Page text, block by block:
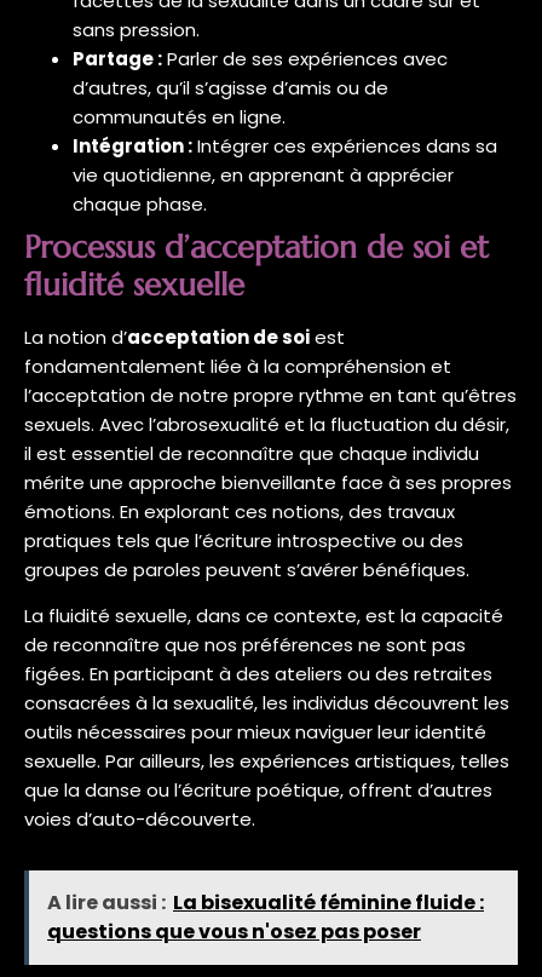
sans pression.
Partage :Parler de ses expériences avec
d’autres, qu’il s’agisse d’amis ou de
communautés en ligne.
Intégration :Intégrer ces expériences dans sa
vie quotidienne, en apprenant à apprécier
chaque phase.
Processus d’acceptation de soi et
fluidité sexuelle
La notion d’acceptation de soiest
fondamentalement liée à la compréhension et
l’acceptation de notre propre rythme en tant qu’êtres
sexuels. Avec l’abrosexualité et la fluctuation du désir,
il est essentiel de reconnaître que chaque individu
mérite une approche bienveillante face à ses propres
émotions. En explorant ces notions, des travaux
pratiques tels que l’écriture introspective ou des
groupes de paroles peuvent s’avérer bénéfiques.
La fluidité sexuelle, dans ce contexte, est la capacité
de reconnaître que nos préférences ne sont pas
figées. En participant à des ateliers ou des retraites
consacrées à la sexualité, les individus découvrent les
outils nécessaires pour mieux naviguer leur identité
sexuelle. Par ailleurs, les expériences artistiques, telles
que la danse ou l’écriture poétique, offrent d’autres
voies d’auto-découverte.
A lire aussi : La bisexualité féminine fluide :
questions que vous n'osez pas poser